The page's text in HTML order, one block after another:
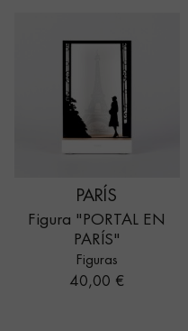
PARÍS
Figura "PORTAL EN
PARÍS"
Figuras
Precio
40,00 €